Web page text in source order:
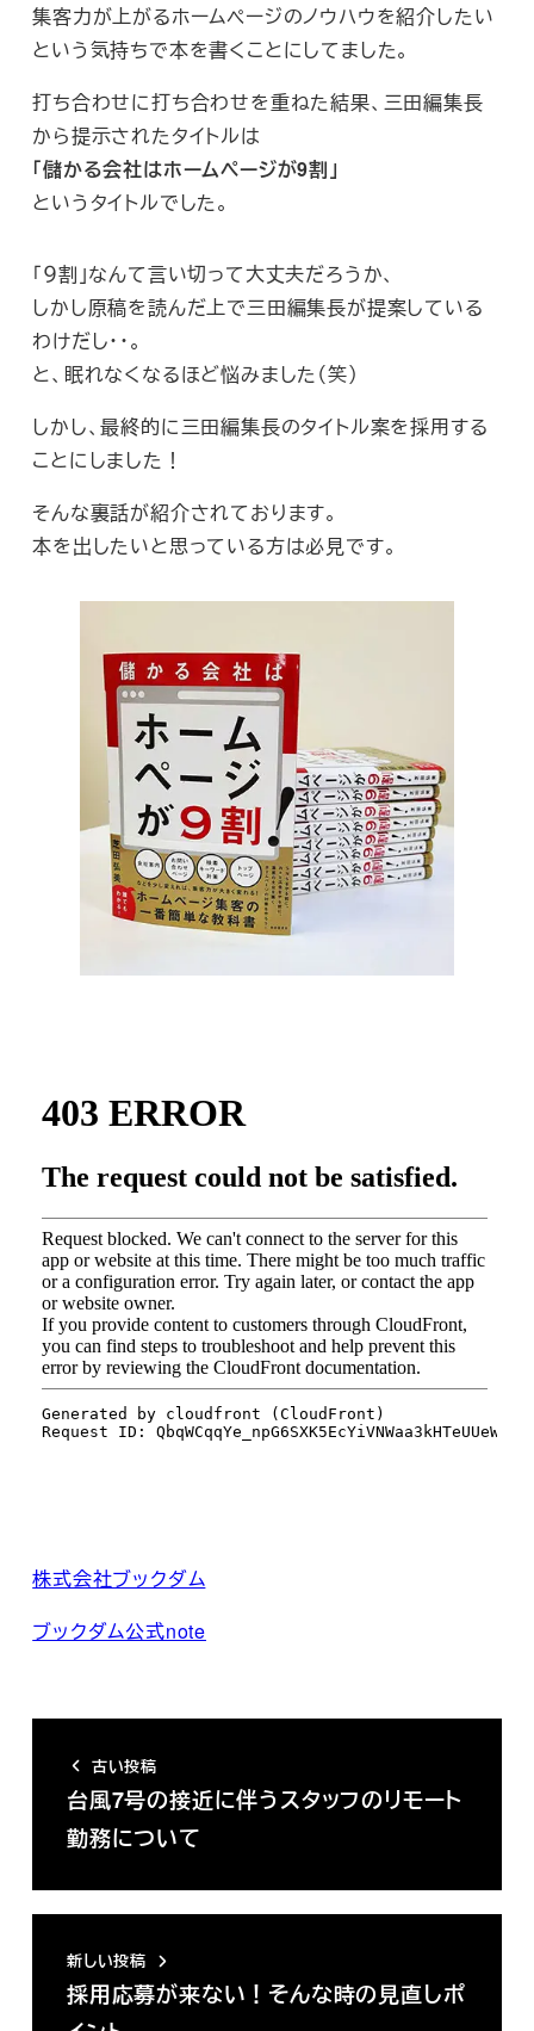
集客力が上がるホームページのノウハウを紹介したい
という気持ちで本を書くことにしてました。
打ち合わせに打ち合わせを重ねた結果、三田編集長
から提示されたタイトルは
「儲かる会社はホームページが9割」
というタイトルでした。
「９割」なんて言い切って大丈夫だろうか、
しかし原稿を読んだ上で三田編集長が提案している
わけだし・・。
と、眠れなくなるほど悩みました（笑）
しかし、最終的に三田編集長のタイトル案を採用する
ことにしました！
そんな裏話が紹介されております。
本を出したいと思っている方は必見です。
株式会社ブックダム
ブックダム公式note
古い投稿
台風7号の接近に伴うスタッフのリモート
勤務について
新しい投稿
採用応募が来ない！そんな時の見直しポ